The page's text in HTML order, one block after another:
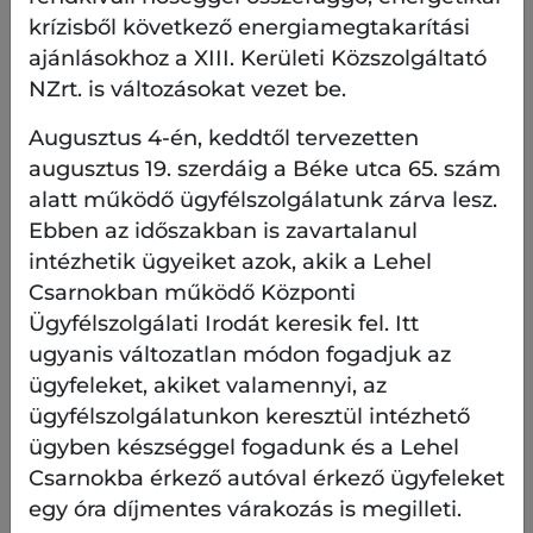
megillető jogon vagy követelésen
alapuló zálogjog fedezet: ebben az
esetben csatolni kell a pályázó
vonatkozóan ajánlja fel jelzálogjog
alapítását, vagy mely jogon, követelésen
ajánlja fel zálogjog alapítását, és
mekkora összegben. Egyúttal csatolni
kell a jog vagy követelés fennállását
igazoló dokumentumot is,
jelzálogjog fedezet: ebben az esetben
csatolni kell a pályázó hozzájárulását
közgyűlési határozat formájában, hogy
az Önkormányzat a támogatás
mértékéig az egyes tulajdonokra a
tulajdoni hányad arányában vagy az
ingatlan-nyilvántartásban önálló
krízisből következő energiamegtakarítási
ajánlásokhoz a XIII. Kerületi Közszolgáltató
NZrt. is változásokat vezet be.
Augusztus 4-én, keddtől tervezetten
augusztus 19. szerdáig a Béke utca 65. szám
alatt működő ügyfélszolgálatunk zárva lesz.
Ebben az időszakban is zavartalanul
intézhetik ügyeiket azok, akik a Lehel
Csarnokban működő Központi
Ügyfélszolgálati Irodát keresik fel. Itt
ugyanis változatlan módon fogadjuk az
ügyfeleket, akiket valamennyi, az
ügyfélszolgálatunkon keresztül intézhető
ügyben készséggel fogadunk és a Lehel
Csarnokba érkező autóval érkező ügyfeleket
egy óra díjmentes várakozás is megilleti.